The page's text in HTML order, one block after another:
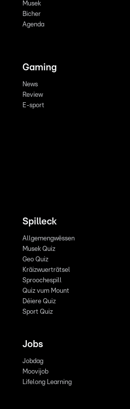
Musek
Bicher
Agenda
Gaming
News
Review
E-sport
Spilleck
Allgemengwëssen
Musek Quiz
Geo Quiz
Kräizwuerträtsel
Sproochespill
Quiz vum Mount
Déiere Quiz
Sport Quiz
Jobs
Jobdag
Moovijob
Lifelong Learning